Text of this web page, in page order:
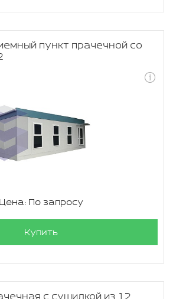
пункт прачечной со
Цена: По запросу
Купить